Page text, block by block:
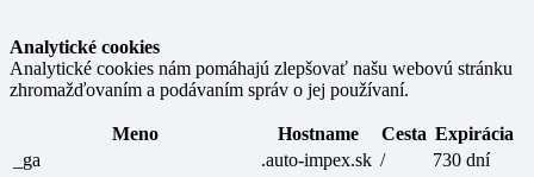
Analytické cookies
Analytické cookies nám pomáhajú zlepšovať našu webovú stránku
zhromažďovaním a podávaním správ o jej používaní.
Meno Hostname Cesta Expirácia
_ga
.auto-impex.sk / 730 dní